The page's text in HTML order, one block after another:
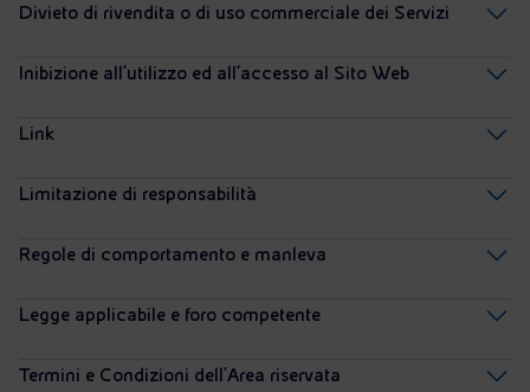
Divieto di rivendita o di uso commerciale dei Servizi
Inibizione all’utilizzo ed all’accesso al Sito Web
Link
Limitazione di responsabilità
Regole di comportamento e manleva
Legge applicabile e foro competente
Termini e Condizioni dell’Area riservata